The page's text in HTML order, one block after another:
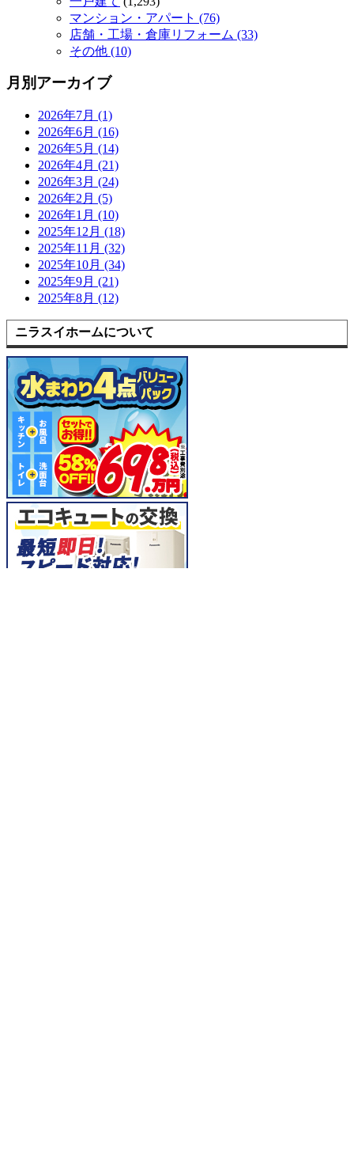
マンション・アパート (76)
店舗・工場・倉庫リフォーム (33)
その他 (10)
月別アーカイブ
2026年7月 (1)
2026年6月 (16)
2026年5月 (14)
2026年4月 (21)
2026年3月 (24)
2026年2月 (5)
2026年1月 (10)
2025年12月 (18)
2025年11月 (32)
2025年10月 (34)
2025年9月 (21)
2025年8月 (12)
ニラスイホームについて